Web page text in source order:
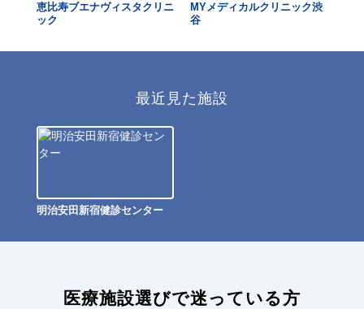
恵比寿ブエナヴィスタクリニ
ック
MYメディカルクリニック渋
谷
最近見た施設
明治安田新宿健診センター
医療施設選びで迷っている方